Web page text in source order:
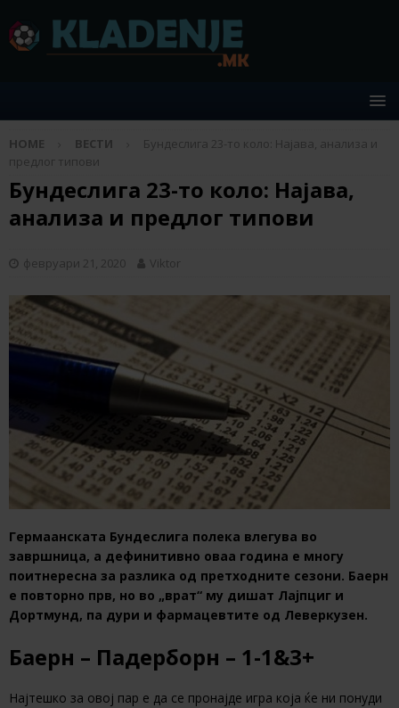
HOME ВЕСТИ
Бундеслига 23-то коло: Најава, анализа и
предлог типови
Бундеслига 23-то коло: Најава,
анализа и предлог типови
февруари 21, 2020 Viktor
Гермаанската Бундеслига полека влегува во
завршница, а дефинитивно оваа година е многу
поитнересна за разлика од претходните сезони. Баерн
е повторно прв, но во „врат“ му дишат Лајпциг и
Дортмунд, па дури и фармацевтите од Леверкузен.
Баерн – Падерборн – 1-1&3+
Најтешко за овој пар е да се пронајде игра која ќе ни понуди